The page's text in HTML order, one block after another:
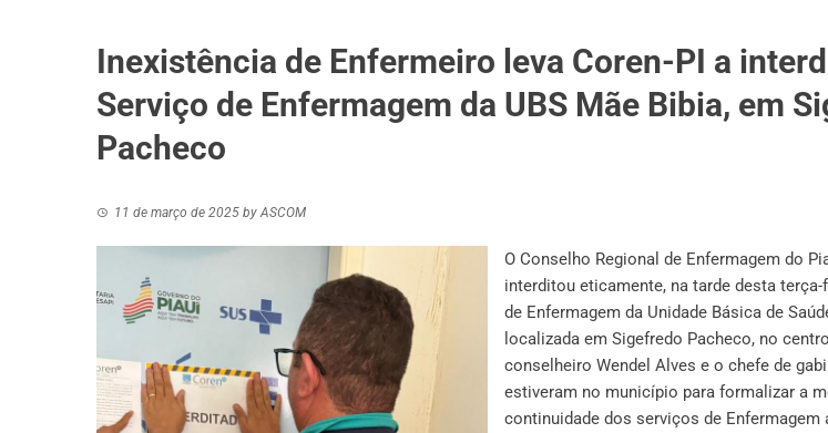
Inexistência de Enfermeiro leva Coren-PI a
Serviço de Enfermagem da UBS Mãe Bibia, em
Pacheco
11 de março de 2025 byASCOM
O Conselho Regional de Enfermagem do
interditou eticamente, na tarde desta
de Enfermagem da Unidade Básica de
localizada em Sigefredo Pacheco, no
conselheiro Wendel Alves e o chefe de
estiveram no município para formalizar a
continuidade dos serviços de Enfermagem